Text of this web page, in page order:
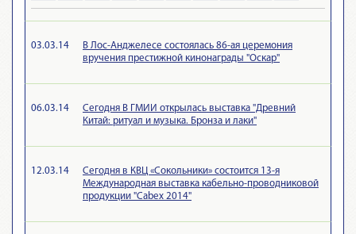
03.03.14
В Лос-Анджелесе состоялась 86-ая церемония
вручения престижной кинонаграды "Оскар"
06.03.14
Сегодня В ГМИИ открылась выставка "Древний
Китай: ритуал и музыка. Бронза и лаки"
12.03.14
Сегодня в КВЦ «Сокольники» состоится 13-я
Международная выставка кабельно-проводниковой
продукции "Cabex 2014"